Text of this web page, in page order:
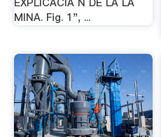
EXPLICACIÃ N DE LA LÃ
MINA. Fig. 1", ...